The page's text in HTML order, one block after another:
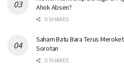
Ahok Absen?
0 SHARES
Saham Batu Bara Terus
Sorotan
0 SHARES